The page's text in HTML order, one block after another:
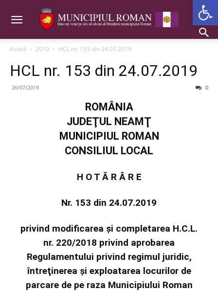
Acasă 2019 HCL nr. 153 din 24.07.2019
HCL nr. 153 din 24.07.2019
26/07/2019 0
ROMÂNIA
JUDEŢUL NEAMŢ
MUNICIPIUL ROMAN
CONSILIUL LOCAL
H O T Ă R Â R E
Nr. 153 din 24.07.2019
privind modificarea și completarea H.C.L.
nr. 220/2018 privind aprobarea
Regulamentului privind regimul juridic,
întreţinerea şi exploatarea locurilor de
parcare de pe raza Municipiului Roman